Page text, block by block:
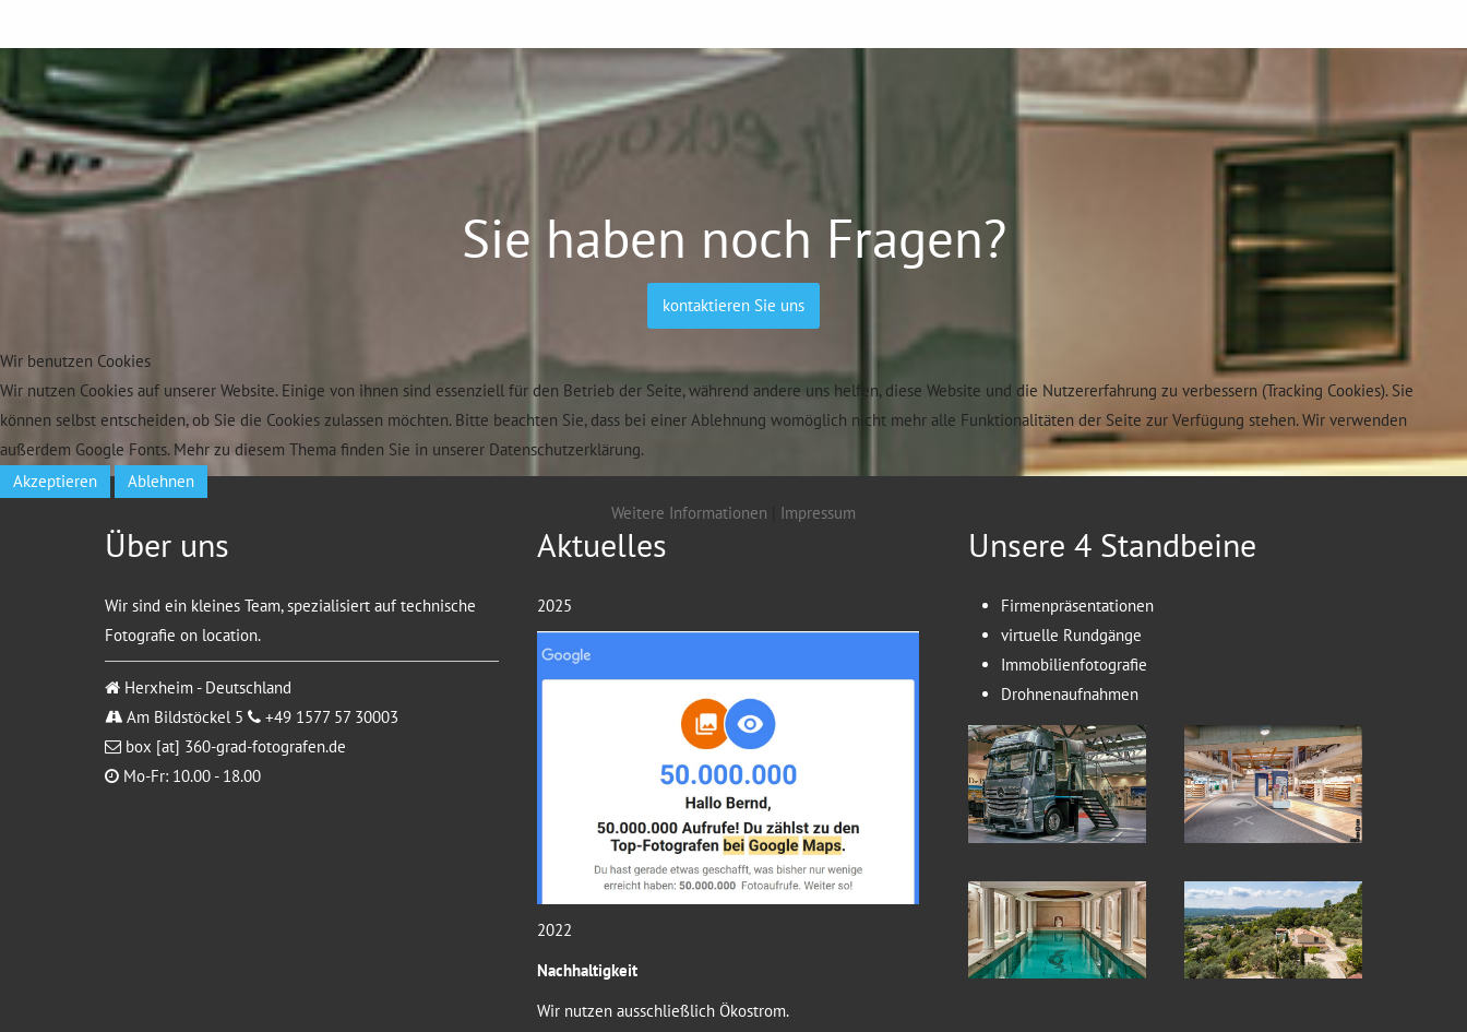
Sie haben noch Fragen?
kontaktieren Sie uns
Über uns
Wir sind ein kleines Team, spezialisiert auf technische
Fotografie on location.
Herxheim - Deutschland
Am Bildstöckel 5
+49 1577 57 30003
box [at] 360-grad-fotografen.de
Mo-Fr: 10.00 - 18.00
Aktuelles
2025
2022
Nachhaltigkeit
Wir nutzen ausschließlich Ökostrom.
Unsere 4 Standbeine
Firmenpräsentationen
virtuelle Rundgänge
Immobilienfotografie
Drohnenaufnahmen
Wir benutzen Cookies
Wir nutzen Cookies auf unserer Website. Einige von ihnen sind essenziell für den Betrieb der Seite, während andere uns helfen, diese Website und die Nutzererfahrung zu verbessern (Tracking Cookies). Sie
können selbst entscheiden, ob Sie die Cookies zulassen möchten. Bitte beachten Sie, dass bei einer Ablehnung womöglich nicht mehr alle Funktionalitäten der Seite zur Verfügung stehen. Wir verwenden
außerdem Google Fonts. Mehr zu diesem Thema finden Sie in unserer Datenschutzerklärung.
Akzeptieren
Ablehnen
Weitere Informationen
Impressum